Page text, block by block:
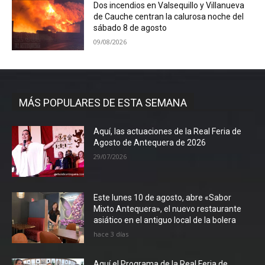
Dos incendios en Valsequillo y Villanueva
de Cauche centran la calurosa noche del
sábado 8 de agosto
09/08/2026
MÁS POPULARES DE ESTA SEMANA
Aquí, las actuaciones de la Real Feria de
Agosto de Antequera de 2026
29/07/2026
Este lunes 10 de agosto, abre «Sabor
Mixto Antequera», el nuevo restaurante
asiático en el antiguo local de la bolera
hace 3 días